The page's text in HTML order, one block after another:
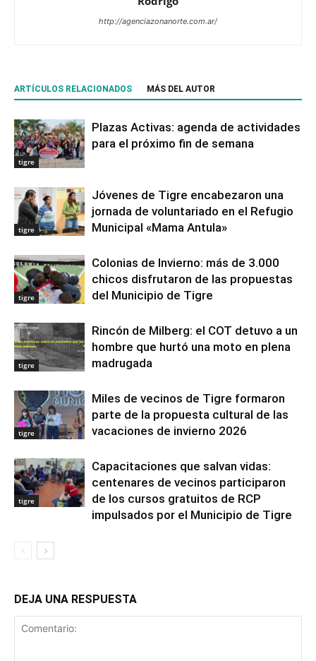
http://agenciazonanorte.com.ar/
ARTÍCULOS RELACIONADOS MÁS DEL AUTOR
tigre
Plazas Activas: agenda de actividades
para el próximo fin de semana
tigre
Jóvenes de Tigre encabezaron una
jornada de voluntariado en el Refugio
Municipal «Mama Antula»
tigre
Colonias de Invierno: más de 3.000
chicos disfrutaron de las propuestas
del Municipio de Tigre
tigre
Rincón de Milberg: el COT detuvo a un
hombre que hurtó una moto en plena
madrugada
tigre
Miles de vecinos de Tigre formaron
parte de la propuesta cultural de las
vacaciones de invierno 2026
tigre
Capacitaciones que salvan vidas:
centenares de vecinos participaron
de los cursos gratuitos de RCP
impulsados por el Municipio de Tigre
DEJA UNA RESPUESTA